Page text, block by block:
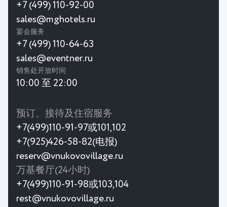
+7 (499) 110-92-00
sales@mghotels.ru
宴会服务
+7 (499) 110-64-63
sales@eventner.ru
销售处开放时间
10:00 至 22:00
预订、接待及住宿服务
+7(499)110-91-97或101,102
+7(925)426-58-82(电报)
reserv@vnukovovillage.ru
万基餐厅(24小时)
+7(499)110-91-98或103,104
rest@vnukovovillage.ru